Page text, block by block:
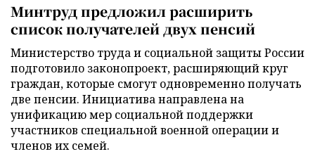
Минтруд предложил расширить
список получателей двух пенсий
Министерство труда и социальной защиты России
подготовило законопроект, расширяющий круг
граждан, которые смогут одновременно получать
две пенсии. Инициатива направлена на
унификацию мер социальной поддержки
участников специальной военной операции и
членов их семей.